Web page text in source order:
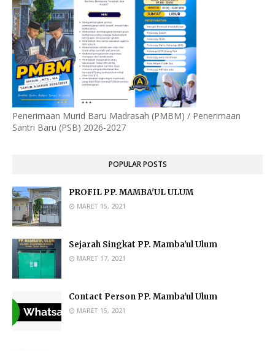
Penerimaan Murid Baru Madrasah (PMBM) / Penerimaan
Santri Baru (PSB) 2026-2027
POPULAR POSTS
PROFIL PP. MAMBA'UL ULUM
MARET 15, 2021
Sejarah Singkat PP. Mamba'ul Ulum
MARET 17, 2021
Contact Person PP. Mamba'ul Ulum
MARET 15, 2021